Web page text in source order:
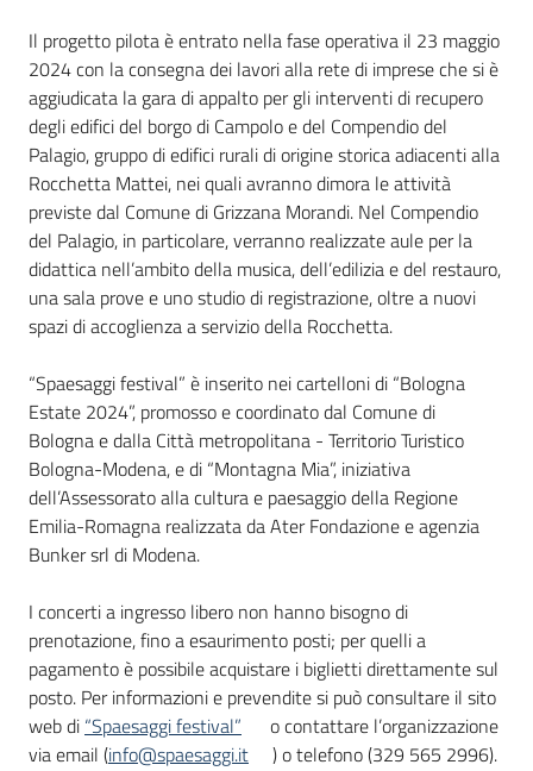
Il progetto pilota è entrato nella fase operativa il 23 maggio
2024 con la consegna dei lavori alla rete di imprese che si è
aggiudicata la gara di appalto per gli interventi di recupero
degli edifici del borgo di Campolo e del Compendio del
Palagio, gruppo di edifici rurali di origine storica adiacenti alla
Rocchetta Mattei, nei quali avranno dimora le attività
previste dal Comune di Grizzana Morandi. Nel Compendio
del Palagio, in particolare, verranno realizzate aule per la
didattica nell’ambito della musica, dell’edilizia e del restauro,
una sala prove e uno studio di registrazione, oltre a nuovi
spazi di accoglienza a servizio della Rocchetta.
“Spaesaggi festival” è inserito nei cartelloni di “Bologna
Estate 2024”, promosso e coordinato dal Comune di
Bologna e dalla Città metropolitana - Territorio Turistico
Bologna-Modena, e di “Montagna Mia”, iniziativa
dell’Assessorato alla cultura e paesaggio della Regione
Emilia-Romagna realizzata da Ater Fondazione e agenzia
Bunker srl di Modena.
I concerti a ingresso libero non hanno bisogno di
prenotazione, fino a esaurimento posti; per quelli a
pagamento è possibile acquistare i biglietti direttamente sul
posto. Per informazioni e prevendite si può consultare il sito
web di “Spaesaggi festival”
o contattare l’organizzazione
via email (info@spaesaggi.it
) o telefono (329 565 2996).